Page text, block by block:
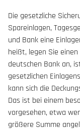
Die gesetzliche
Spareinlagen,
und Bank eine
heißt, legen Sie
deutschen Bank an,
gesetzlichen
kann sich die
Das ist bei einem
vorgesehen, etwa
größere Summe